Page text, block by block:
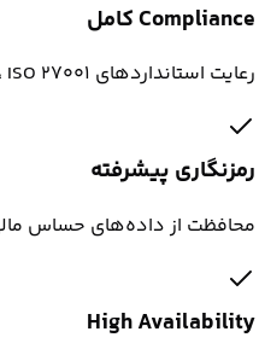
Compliance کامل
رعایت استانداردهای PCI DSS، ISO 27001
رمزنگاری پیشرفته
محافظت از داده‌های حساس
High Availability